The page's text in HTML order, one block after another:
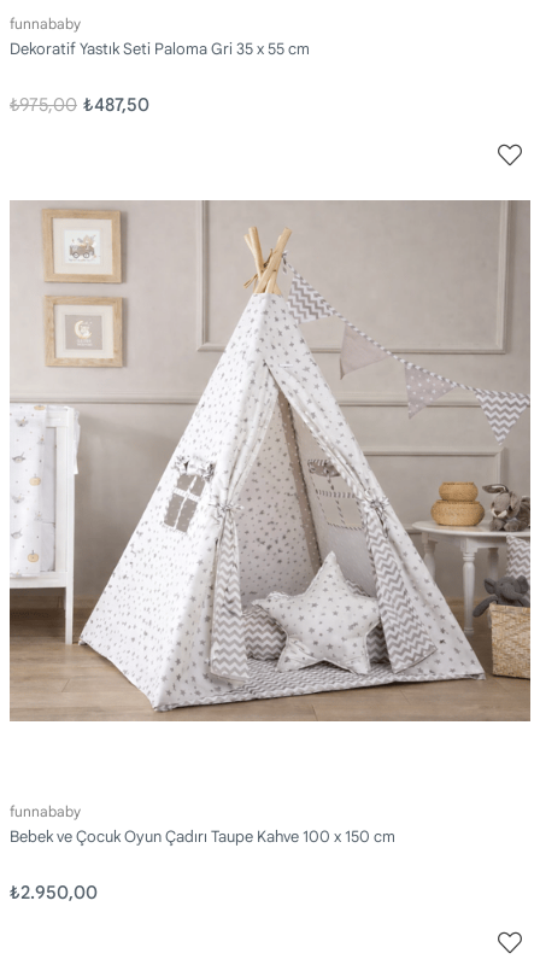
funnababy
Dekoratif Yastık Seti Paloma Gri 35 x 55 cm
₺487,50
₺975,00
funnababy
Bebek ve Çocuk Oyun Çadırı Taupe Kahve 100 x 150 cm
₺2.950,00